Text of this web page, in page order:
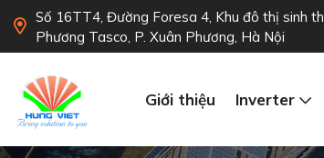
Số 16TT4, Đường Foresa 4, Khu đô thị sinh
Phương Tasco, P. Xuân Phương, Hà Nội
Giới thiệu Inverter